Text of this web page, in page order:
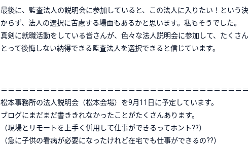
最後に、監査法人の説明会に参加していると、この法人に入りたい！という
からず、法人の選択に苦慮する場面もあるかと思います。私もそうでした。
真剣に就職活動をしている皆さんが、色々な法人説明会に参加して、たくさ
とって後悔しない納得できる監査法人を選択できると信じています。
＝＝＝＝＝＝＝＝＝＝＝＝＝＝＝＝＝＝＝＝＝＝＝＝＝＝＝＝＝＝＝＝＝＝
松本事務所の法人説明会（松本会場）を9月11日に予定しています。
ブログにまだまだ書ききれなかったことがたくさんあります。
（現場とリモートを上手く併用して仕事ができるってホント??）
（急に子供の看病が必要になったけれど在宅でも仕事ができるの??）